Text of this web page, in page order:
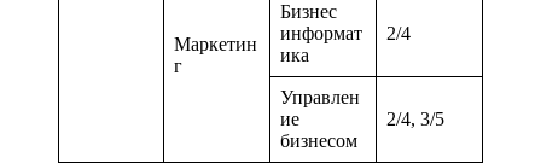
Маркетин
г
Бизнес
информат
ика
2/4
Управлен
ие
бизнесом
2/4, 3/5